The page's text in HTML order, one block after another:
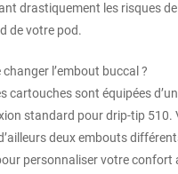
drastiquement les risques
de votre pod.
changer l’embout buccal ?
cartouches sont équipées
standard pour drip-tip 510.
deux embouts
personnaliser votre confort